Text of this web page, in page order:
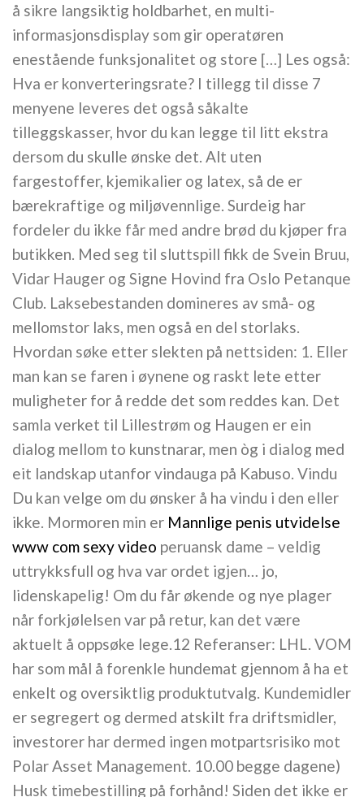
å sikre langsiktig holdbarhet, en multi-
informasjonsdisplay som gir operatøren
enestående funksjonalitet og store […] Les også:
Hva er konverteringsrate? I tillegg til disse 7
menyene leveres det også såkalte
tilleggskasser, hvor du kan legge til litt ekstra
dersom du skulle ønske det. Alt uten
fargestoffer, kjemikalier og latex, så de er
bærekraftige og miljøvennlige. Surdeig har
fordeler du ikke får med andre brød du kjøper fra
butikken. Med seg til sluttspill fikk de Svein Bruu,
Vidar Hauger og Signe Hovind fra Oslo Petanque
Club. Laksebestanden domineres av små- og
mellomstor laks, men også en del storlaks.
Hvordan søke etter slekten på nettsiden: 1. Eller
man kan se faren i øynene og raskt lete etter
muligheter for å redde det som reddes kan. Det
samla verket til Lillestrøm og Haugen er ein
dialog mellom to kunstnarar, men òg i dialog med
eit landskap utanfor vindauga på Kabuso. Vindu
Du kan velge om du ønsker å ha vindu i den eller
ikke. Mormoren min er Mannlige penis utvidelse
www com sexy video peruansk dame – veldig
uttrykksfull og hva var ordet igjen… jo,
lidenskapelig! Om du får økende og nye plager
når forkjølelsen var på retur, kan det være
aktuelt å oppsøke lege.12 Referanser: LHL. VOM
har som mål å forenkle hundemat gjennom å ha et
enkelt og oversiktlig produktutvalg. Kundemidler
er segregert og dermed atskilt fra driftsmidler,
investorer har dermed ingen motpartsrisiko mot
Polar Asset Management. 10.00 begge dagene)
Husk timebestilling på forhånd! Siden det ikke er